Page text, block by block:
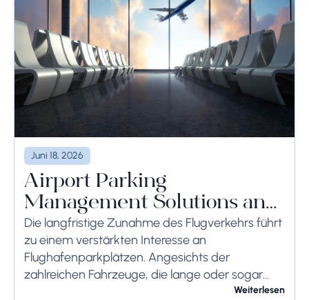
Juni 18, 2026
Airport Parking
Management Solutions and
Systems
Die langfristige Zunahme des Flugverkehrs führt
zu einem verstärkten Interesse an
Flughafenparkplätzen. Angesichts der
zahlreichen Fahrzeuge, die lange oder sogar
wochenlang auf dem FlughafengeländeWeiterlesen